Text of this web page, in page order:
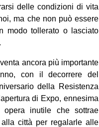
delle condizioni di vita
ma che non può essere
modo tollerato o lasciato
ancora più importante
con il decorrere del
della Resistenza
di Expo, ennesima
opera inutile che sottrae
alla città per regalarle alle